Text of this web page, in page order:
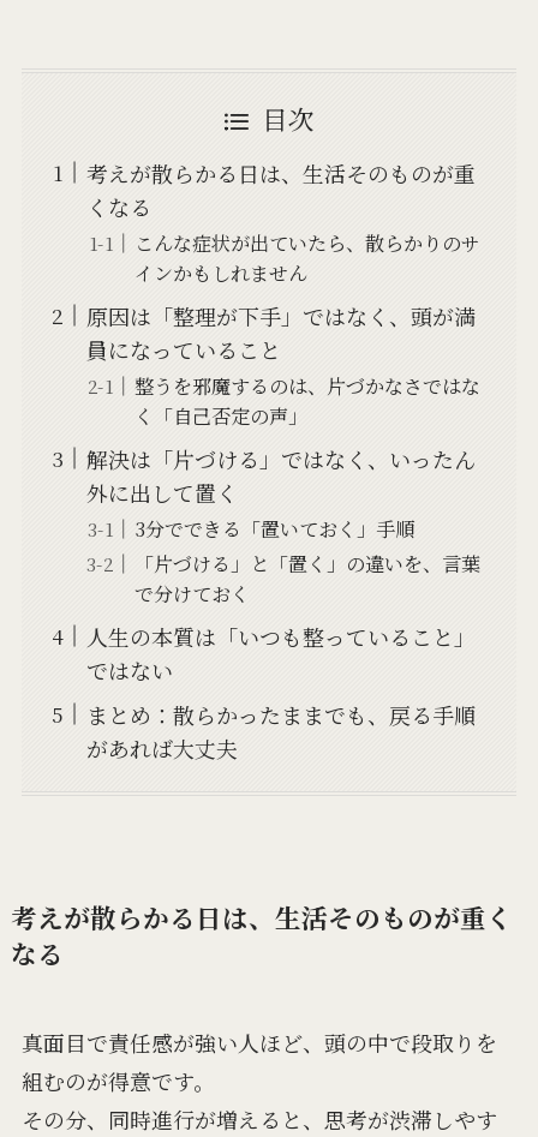
目次
考えが散らかる日は、生活そのものが重
くなる
こんな症状が出ていたら、散らかりのサ
インかもしれません
原因は「整理が下手」ではなく、頭が満
員になっていること
整うを邪魔するのは、片づかなさではな
く「自己否定の声」
解決は「片づける」ではなく、いったん
外に出して置く
3分でできる「置いておく」手順
「片づける」と「置く」の違いを、言葉
で分けておく
人生の本質は「いつも整っていること」
ではない
まとめ：散らかったままでも、戻る手順
があれば大丈夫
考えが散らかる日は、生活そのものが重く
なる
真面目で責任感が強い人ほど、頭の中で段取りを
組むのが得意です。
その分、同時進行が増えると、思考が渋滞しやす